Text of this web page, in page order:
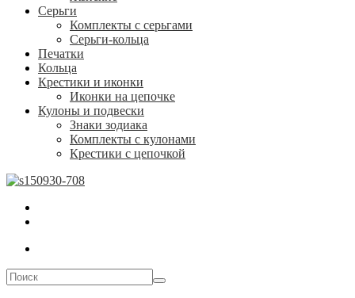
Серьги
Комплекты с серьгами
Серьги-кольца
Печатки
Кольца
Крестики и иконки
Иконки на цепочке
Кулоны и подвески
Знаки зодиака
Комплекты с кулонами
Крестики с цепочкой